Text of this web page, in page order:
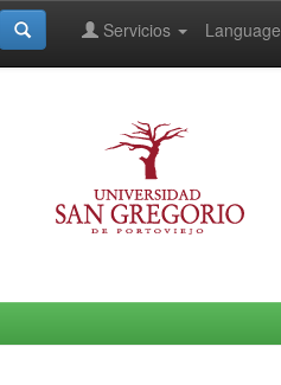
Language
Servicios